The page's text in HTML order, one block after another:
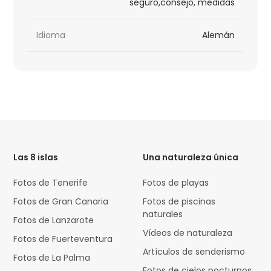
seguro,consejo, medidas
Idioma Alemán
Las 8 islas
Fotos de Tenerife
Fotos de Gran Canaria
Fotos de Lanzarote
Fotos de Fuerteventura
Fotos de La Palma
Una naturaleza única
Fotos de playas
Fotos de piscinas
naturales
Vídeos de naturaleza
Artículos de senderismo